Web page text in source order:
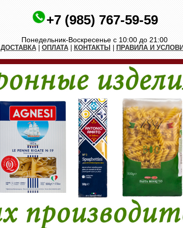
+7 (985) 767-59-59
Понедельник-Воскресенье с 10:00 до 21:00
ДОСТАВКА| ОПЛАТА| КОНТАКТЫ ПРАВИЛА И